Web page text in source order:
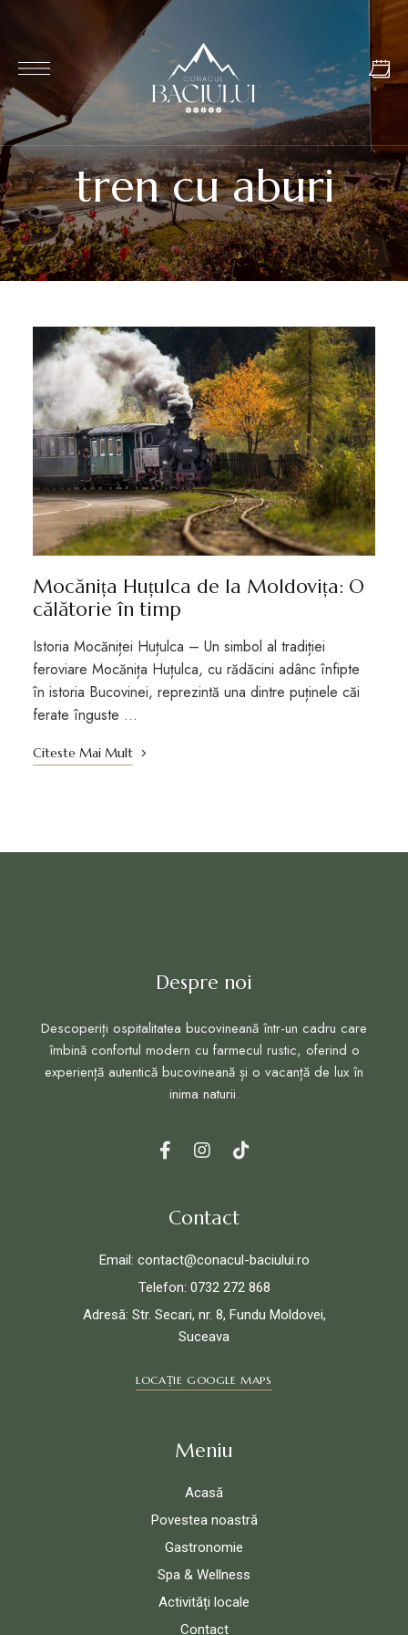
tren cu aburi
Mocănița Huțulca de la Moldovița: O
călătorie în timp
Istoria Mocăniței Huțulca – Un simbol al tradiției
feroviare Mocănița Huțulca, cu rădăcini adânc înfipte
în istoria Bucovinei, reprezintă una dintre puținele căi
ferate înguste …
Citeste Mai Mult
Despre noi
Descoperiți ospitalitatea bucovineană într-un cadru care
îmbină confortul modern cu farmecul rustic, oferind o
experiență autentică bucovineană și o vacanță de lux în
inima naturii.
Contact
Email: contact@conacul-baciului.ro
Telefon: 0732 272 868
Adresă: Str. Secari, nr. 8, Fundu Moldovei,
Suceava
LOCAȚIE GOOGLE MAPS
Meniu
Acasă
Povestea noastră
Gastronomie
Spa & Wellness
Activități locale
Contact